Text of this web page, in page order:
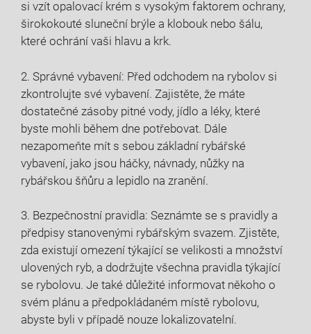
si vzít opalovací krém s⁤ vysokým faktorem ochrany,
širokokouté sluneční brýle a klobouk nebo‍ šálu,
které ​ochrání vaši hlavu a krk.
2.​ Správné⁣ vybavení:⁤ Před odchodem na rybolov⁣ si
zkontrolujte své vybavení. Zajistěte, že ‍máte
dostatečné zásoby pitné vody,‍ jídlo a léky, které
byste mohli během dne potřebovat.‌ Dále
nezapomeňte mít​ s sebou základní ‌rybářské
vybavení, jako jsou háčky, návnady, nůžky na‌
rybářskou šňůru a lepidlo na zranění.
3. Bezpečnostní pravidla: Seznámte se ‍s pravidly a
předpisy stanovenými rybářským⁣ svazem.‍ Zjistěte,
zda existují omezení týkající ‌se velikosti a množství
ulovených ⁣ryb, a dodržujte všechna pravidla týkající
se rybolovu. Je také důležité informovat někoho o
svém plánu a předpokládaném místě rybolovu,
abyste byli v případě nouze lokalizovatelní.